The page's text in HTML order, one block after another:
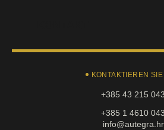
KONTAKTIEREN
+385 43 215 043
+385 1 4610 043
info@autegra.hr